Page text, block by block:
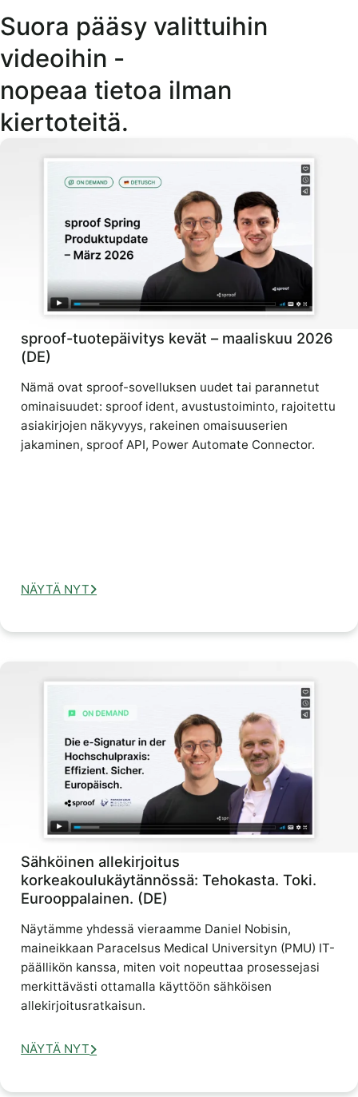
Suora pääsy valittuihin
videoihin -
nopeaa tietoa ilman
kiertoteitä.
sproof-tuotepäivitys kevät – maaliskuu 2026
(DE)
Nämä ovat sproof-sovelluksen uudet tai parannetut
ominaisuudet: sproof ident, avustustoiminto, rajoitettu
asiakirjojen näkyvyys, rakeinen omaisuuserien
jakaminen, sproof API, Power Automate Connector.
NÄYTÄ NYT
Sähköinen allekirjoitus
korkeakoulukäytännössä: Tehokasta. Toki.
Eurooppalainen. (DE)
Näytämme yhdessä vieraamme Daniel Nobisin,
maineikkaan Paracelsus Medical Universityn (PMU) IT-
päällikön kanssa, miten voit nopeuttaa prosessejasi
merkittävästi ottamalla käyttöön sähköisen
allekirjoitusratkaisun.
NÄYTÄ NYT